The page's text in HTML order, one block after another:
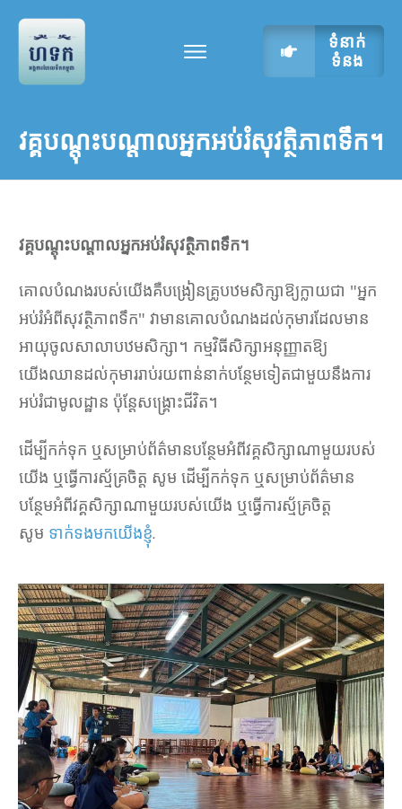
ទំនាក់
ទំនង
វគ្គបណ្តុះបណ្តាលអ្នកអប់រំសុវត្ថិភាពទឹក។
វគ្គបណ្តុះបណ្តាលអ្នកអប់រំសុវត្ថិភាពទឹក។
គោលបំណងរបស់យើងគឺបង្រៀនគ្រូបឋមសិក្សាឱ្យក្លាយជា "អ្នក
អប់រំអំពីសុវត្ថិភាពទឹក" វាមានគោលបំណងដល់កុមារដែលមាន
អាយុចូលសាលាបឋមសិក្សា។ កម្មវិធីសិក្សាអនុញ្ញាតឱ្យ
យើងឈានដល់កុមាររាប់រយពាន់នាក់បន្ថែមទៀតជាមួយនឹងការ
អប់រំជាមូលដ្ឋាន ប៉ុន្តែសង្គ្រោះជីវិត។
ដើម្បីកក់ទុក ឬសម្រាប់ព័ត៌មានបន្ថែមអំពីវគ្គសិក្សាណាមួយរបស់
យើង ឬធ្វើការស្ម័គ្រចិត្ត សូម ដើម្បីកក់ទុក ឬសម្រាប់ព័ត៌មាន
បន្ថែមអំពីវគ្គសិក្សាណាមួយរបស់យើង ឬធ្វើការស្ម័គ្រចិត្ត
សូម ទាក់ទងមកយើងខ្ញុំ.